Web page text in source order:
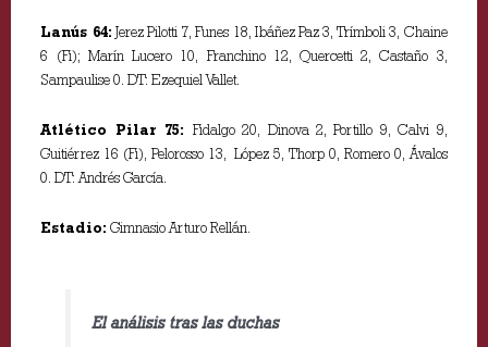
Lanús 64: Jerez Pilotti 7, Funes 18, Ibáñez Paz 3, Trímboli 3, Chaine
6 (Fi); Marín Lucero 10, Franchino 12, Quercetti 2, Castaño 3,
Sampaulise 0. DT: Ezequiel Vallet.
Atlético Pilar 75: Fidalgo 20, Dinova 2, Portillo 9, Calvi 9,
Guitiérrez 16 (Fi), Pelorosso 13, López 5, Thorp 0, Romero 0, Ávalos
0. DT: Andrés García.
Estadio: Gimnasio Arturo Rellán.
El análisis tras las duchas